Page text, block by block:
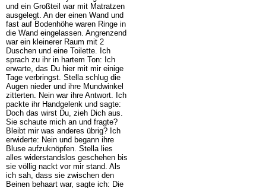
und ein Großteil war mit Matratzen
ausgelegt. An der einen Wand und
fast auf Bodenhöhe waren Ringe in
die Wand eingelassen. Angrenzend
war ein kleinerer Raum mit 2
Duschen und eine Toilette. Ich
sprach zu ihr in hartem Ton: Ich
erwarte, das Du hier mit mir einige
Tage verbringst. Stella schlug die
Augen nieder und ihre Mundwinkel
zitterten. Nein war ihre Antwort. Ich
packte ihr Handgelenk und sagte:
Doch das wirst Du, zieh Dich aus.
Sie schaute mich an und fragte?
Bleibt mir was anderes übrig? Ich
erwiderte: Nein und begann ihre
Bluse aufzuknöpfen. Stella lies
alles widerstandslos geschehen bis
sie völlig nackt vor mir stand. Als
ich sah, dass sie zwischen den
Beinen behaart war, sagte ich: Die